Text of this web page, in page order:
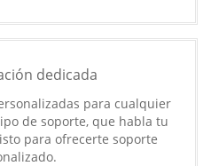
dedicada
para cualquier
de soporte, que habla tu
para ofrecerte soporte